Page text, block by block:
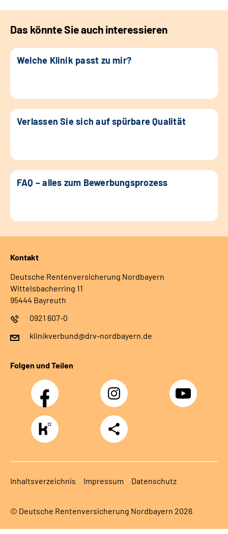
Das könnte Sie auch interessieren
Welche Klinik passt zu mir?
Verlassen Sie sich auf spürbare Qualität
FAQ – alles zum Bewerbungsprozess
Kontakt
Deutsche Rentenversicherung Nordbayern
Wittelsbacherring 11
95444 Bayreuth
0921 607-0
klinikverbund@drv-nordbayern.de
Folgen und Teilen
Facebook Instagram Youtube
https://www.kununu.com/de/deutsche-
rentenversicherung-
nordbayern6
Teilen
Inhaltsverzeichnis Impressum Datenschutz
© Deutsche Rentenversicherung Nordbayern 2026